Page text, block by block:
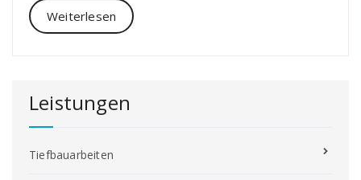
Weiterlesen
Leistungen
Tiefbauarbeiten